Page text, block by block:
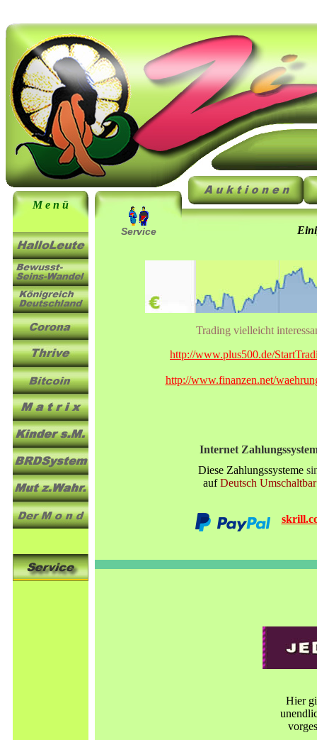
M e n ü
Service
Trading vielleicht
http://www.plus500.de/
http://www.finanzen.net/
Internet
Diese Zahlungssysteme
aufDeutsch
Hier